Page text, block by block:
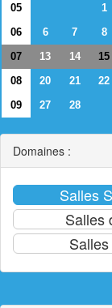
05
1
06
6 7 8
07
13 14 15
08
20 21 22
09
27 28
Domaines :